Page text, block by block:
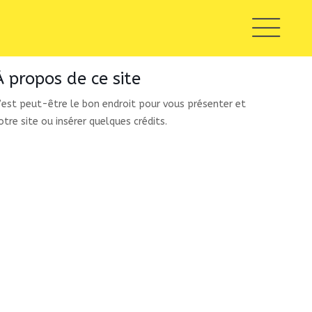
propos de ce site
peut-être le bon endroit pour vous présenter et
site ou insérer quelques crédits.